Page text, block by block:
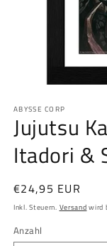
in
Modal
öffnen
ABYSSE CORP
Jujutsu
Itadori &
Normaler
Preis
€24,95 EUR
Inkl. Steuern. Versand wird
Anzahl
Anzahl